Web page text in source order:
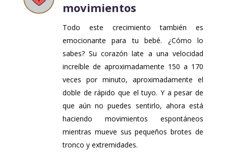
movimientos
Todo este crecimiento también es
emocionante para tu bebé. ¿Cómo lo
sabes? Su corazón late a una velocidad
increíble de aproximadamente 150 a 170
veces por minuto, aproximadamente el
doble de rápido que el tuyo. Y a pesar de
que aún no puedes sentirlo, ahora está
haciendo movimientos espontáneos
mientras mueve sus pequeños brotes de
tronco y extremidades.